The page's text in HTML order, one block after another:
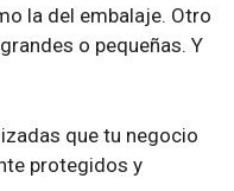
la del embalaje. Otro
o pequeñas. Y
que tu negocio
protegidos y